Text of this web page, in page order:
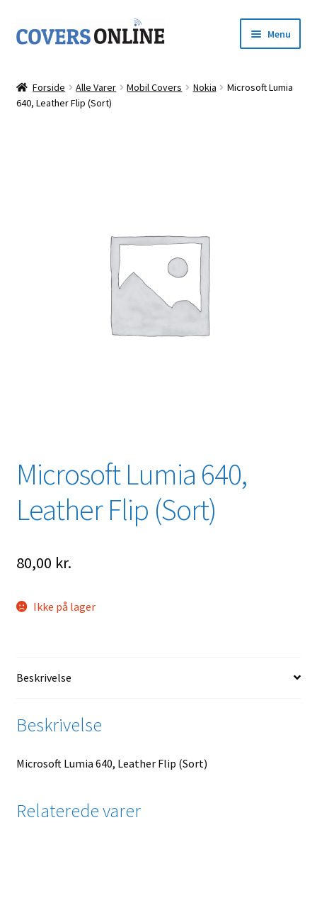
Spring
til
Spring
til
Menu
Shop
Forside Alle Varer Mobil Covers Nokia
Microsoft Lumia
640, Leather Flip (Sort)
Microsoft Lumia 640,
Leather Flip (Sort)
80,00 kr.
Ikke på lager
Beskrivelse
Beskrivelse
Microsoft Lumia 640, Leather Flip (Sort)
Relaterede varer